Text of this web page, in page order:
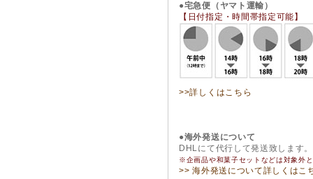
●宅急便（ヤマト運輸）
【日付指定・時間帯指定可能】
>>詳しくはこちら
●海外発送について
DHLにて代行して発送致します。
※企画品や和菓子セットなどは対象外
>> 海外発送について詳しくはこ